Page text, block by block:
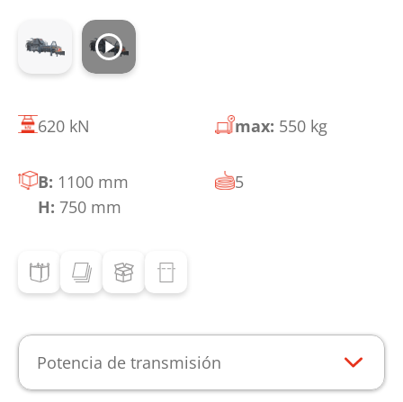
620 kN max: 550 kg
B: 1100 mm
H: 750 mm
5
Potencia de transmisión